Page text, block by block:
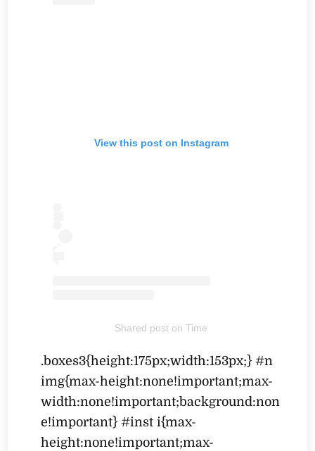
View this post on Instagram
Shared post onTime
.boxes3{height:175px;width:153px;} #n
img{max-height:none!important;max-
width:none!important;background:non
e!important} #inst i{max-
height:none!important;max-